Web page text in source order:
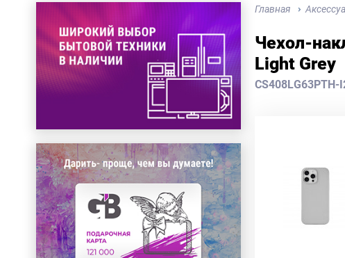
Главная
Чехол-
Light Grey
CS408LG63PTH-